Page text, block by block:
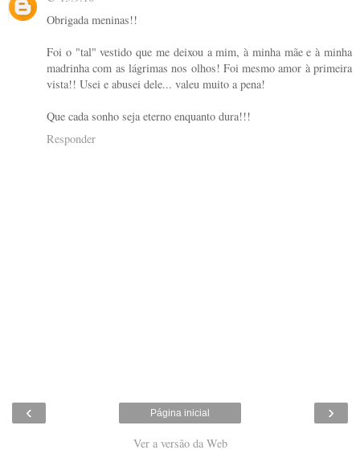
Obrigada meninas!!
Foi o "tal" vestido que me deixou a mim, à minha mãe e à minha
madrinha com as lágrimas nos olhos! Foi mesmo amor à primeira
vista!! Usei e abusei dele... valeu muito a pena!
Que cada sonho seja eterno enquanto dura!!!
Responder
‹ ›
Página inicial
Ver a versão da Web